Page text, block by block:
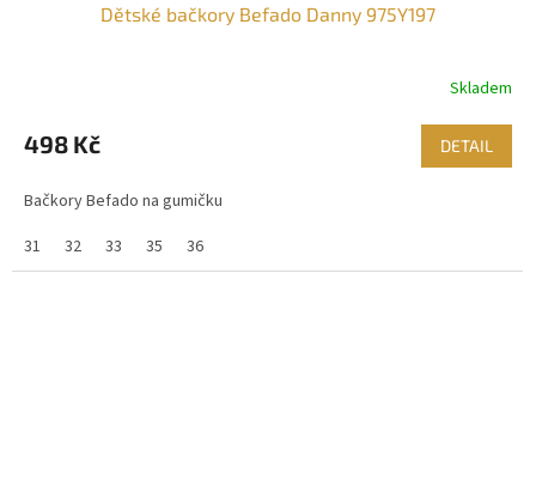
Dětské bačkory Befado Danny 975Y197
Skladem
498 Kč DETAIL
Bačkory Befado na gumičku
31
32 33 35 36